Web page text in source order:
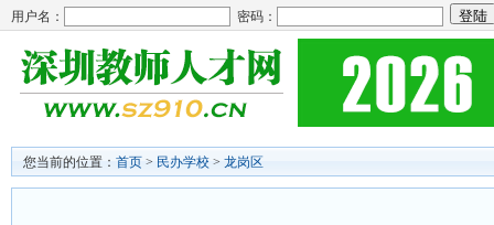
用户名： 密码：
您当前的位置： 首页 > 民办学校 > 龙岗区